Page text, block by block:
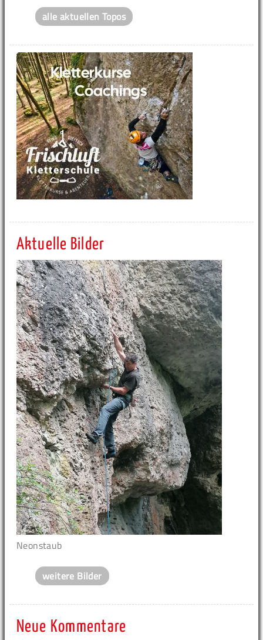
alle aktuellen Topos
Aktuelle Bilder
Neonstaub
weitere Bilder
Neue Kommentare